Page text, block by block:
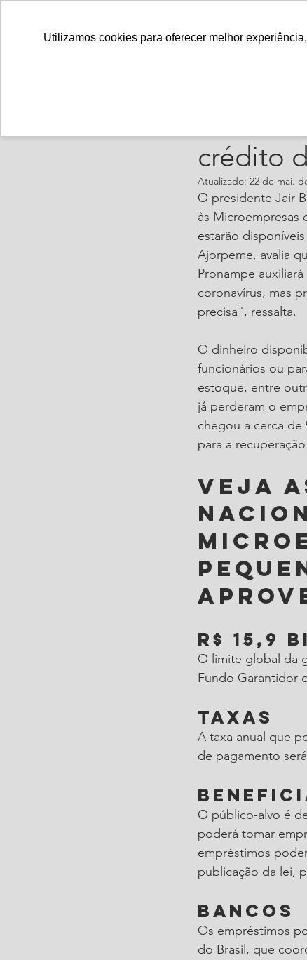
Utilizamos cookies para oferecer melhor
crédito
Atualizado: 22 de mai.
O presidente Jair
às Microempresas
estarão
Ajorpeme, avalia
Pronampe
coronavírus, mas
precisa", ressalta.
O dinheiro
funcionários ou
estoque, entre
já perderam o
chegou a cerca de
para a
Veja
R$ 15,9
O limite global da
Fundo Garantidor
Taxas
A taxa anual que
de pagamento
O público-alvo é
poderá tomar
empréstimos
publicação da lei,
Bancos
Os empréstimos
do Brasil, que